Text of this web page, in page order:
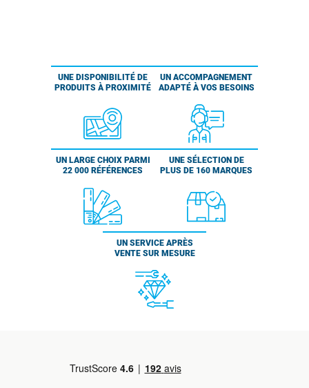
UNE DISPONIBILITÉ DE
PRODUITS À PROXIMITÉ
UN ACCOMPAGNEMENT
ADAPTÉ À VOS BESOINS
UN LARGE CHOIX PARMI
22 000 RÉFÉRENCES
UNE SÉLECTION DE
PLUS DE 160 MARQUES
UN SERVICE APRÈS
VENTE SUR MESURE